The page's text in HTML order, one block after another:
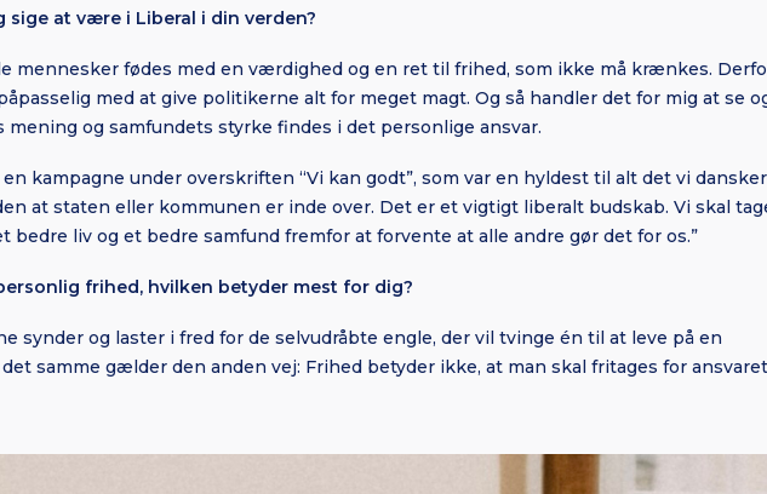
sige at være i Liberal i din verden?
mennesker fødes med en værdighed og en ret til frihed, som ikke må krænkes.
med at give politikerne alt for meget magt. Og så handler det for mig at se
mening og samfundets styrke findes i det personlige ansvar.
kampagne under overskriften “Vi kan godt”, som var en hyldest til alt det vi
at staten eller kommunen er inde over. Det er et vigtigt liberalt budskab. Vi skal
bedre liv og et bedre samfund fremfor at forvente at alle andre gør det for os.”
frihed, hvilken betyder mest for dig?
synder og laster i fred for de selvudråbte engle, der vil tvinge én til at leve på en
samme gælder den anden vej: Frihed betyder ikke, at man skal fritages for ansvaret